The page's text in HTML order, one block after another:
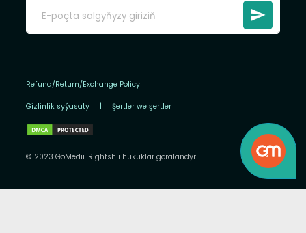
Refund/Return/Exchange Policy
Gizlinlik syýasaty | Şertler we şertler
© 2023 GoMedii. Rightshli hukuklar goralandyr